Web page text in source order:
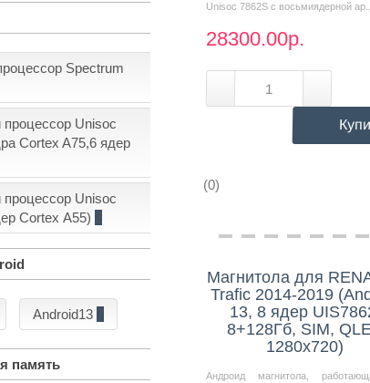
Spectrum
Unisoc
Cortex A75,6 ядер
Unisoc
Cortex А55)
Android13 7
память
Unisoc 7862S с восьмиядерной ар..
28300.00р.
(0)
Нашли дешевле?
Магнитола для
Trafic 2014-2019
13, 8 ядер
8+128Гб, SIM,
1280x720)
Андроид магнитола,